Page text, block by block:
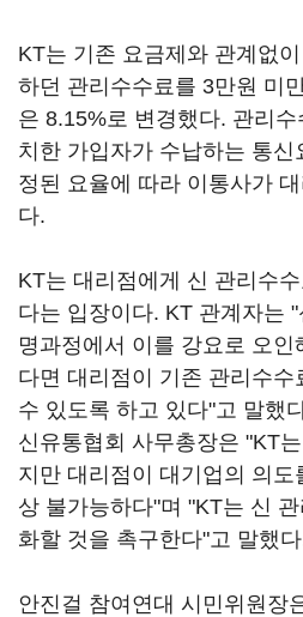
KT는 기존 요금제와 관계없
하던 관리수수료를 3만원 미
은 8.15%로 변경했다. 관리
치한 가입자가 수납하는 통
정된 요율에 따라 이통사가
다.
KT는 대리점에게 신 관리수
다는 입장이다. KT 관계자는
명과정에서 이를 강요로 오
다면 대리점이 기존 관리수
수 있도록 하고 있다"고 말했
신유통협회 사무총장은 "KT
지만 대리점이 대기업의 의도
상 불가능하다"며 "KT는 신
화할 것을 촉구한다"고 말했
안진걸 참여연대 시민위원장